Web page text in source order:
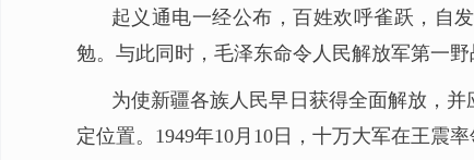
起义通电一经公布，百姓欢呼雀跃，自
勉。与此同时，毛泽东命令人民解放军第一野
为使新疆各族人民早日获得全面解放，
定位置。1949年10月10日，十万大军在王震